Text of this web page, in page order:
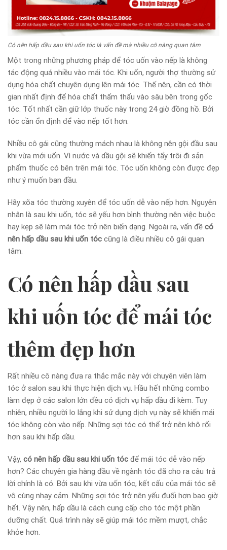
Có nên hấp dầu sau khi uốn tóc là vấn đề mà nhiều cô nàng quan tâm
Một trong những phương pháp để tóc uốn vào nếp là không
tác động quá nhiều vào mái tóc. Khi uốn, người thợ thường sử
dụng hóa chất chuyên dụng lên mái tóc. Thế nên, cần có thời
gian nhất định để hóa chất thẩm thấu vào sâu bên trong gốc
tóc. Tốt nhất cần giữ lớp thuốc này trong 24 giờ đồng hồ. Bởi
tóc cần ổn định để vào nếp tốt hơn.
Nhiều cô gái cũng thường mách nhau là không nên gội đầu sau
khi vừa mới uốn. Vì nước và dầu gội sẽ khiến tẩy trôi đi sản
phẩm thuốc có bên trên mái tóc. Tóc uốn không còn được đẹp
như ý muốn ban đầu.
Hãy xõa tóc thường xuyên để tóc uốn dễ vào nếp hơn. Nguyên
nhân là sau khi uốn, tóc sẽ yếu hơn bình thường nên việc buộc
hay kẹp sẽ làm mái tóc trở nên biến dạng. Ngoài ra, vấn đề có
nên hấp dầu sau khi uốn tóc cũng là điều nhiều cô gái quan
tâm.
Có nên hấp dầu sau
khi uốn tóc để mái tóc
thêm đẹp hơn
Rất nhiều cô nàng đưa ra thắc mắc này với chuyên viên làm
tóc ở salon sau khi thực hiện dịch vụ. Hầu hết những combo
làm đẹp ở các salon lớn đều có dịch vụ hấp dầu đi kèm. Tuy
nhiên, nhiều người lo lắng khi sử dụng dịch vụ này sẽ khiến mái
tóc không còn vào nếp. Những sợi tóc có thể trở nên khô rối
hơn sau khi hấp dầu.
Vậy, có nên hấp dầu sau khi uốn tóc để mái tóc dễ vào nếp
hơn? Các chuyên gia hàng đầu về ngành tóc đã cho ra câu trả
lời chính là có. Bởi sau khi vừa uốn tóc, kết cấu của mái tóc sẽ
vô cùng nhạy cảm. Những sợi tóc trở nên yếu đuối hơn bao giờ
hết. Vậy nên, hấp dầu là cách cung cấp cho tóc một phần
dưỡng chất. Quá trình này sẽ giúp mái tóc mềm mượt, chắc
khỏe hơn.